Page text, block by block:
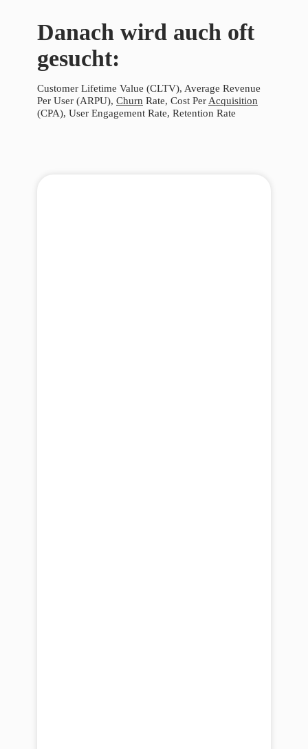
Danach wird auch oft
gesucht:
Customer Lifetime Value (CLTV), Average Revenue
Per User (ARPU), Churn Rate, Cost Per Acquisition
(CPA), User Engagement Rate, Retention Rate